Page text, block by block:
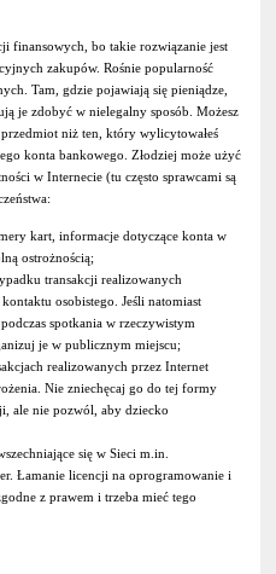
finansowych, bo takie rozwiązanie jest
zakupów. Rośnie popularność
Tam, gdzie pojawiają się pieniądze,
je zdobyć w nielegalny sposób. Możesz
niż ten, który wylicytowałeś
konta bankowego. Złodziej może użyć
w Internecie (tu często sprawcami są
kart, informacje dotyczące konta w
ostrożnością;
transakcji realizowanych
osobistego. Jeśli natomiast
spotkania w rzeczywistym
je w publicznym miejscu;
realizowanych przez Internet
Nie zniechęcaj go do tej formy
ale nie pozwól, aby dziecko
się w Sieci m.in.
Łamanie licencji na oprogramowanie i
z prawem i trzeba mieć tego